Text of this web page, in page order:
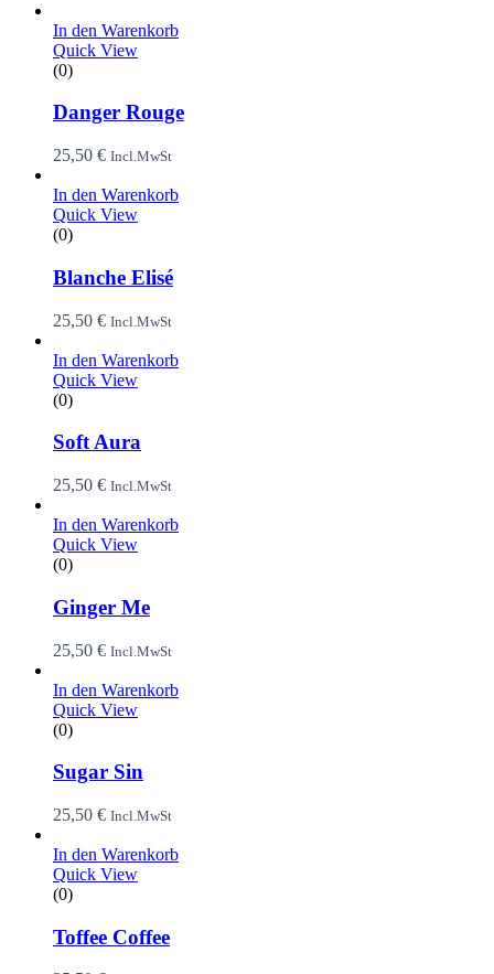
In den Warenkorb
Quick View
(0)
Danger Rouge
25,50 € Incl.MwSt
In den Warenkorb
Quick View
(0)
Blanche Elisé
25,50 € Incl.MwSt
In den Warenkorb
Quick View
(0)
Soft Aura
25,50 € Incl.MwSt
In den Warenkorb
Quick View
(0)
Ginger Me
25,50 € Incl.MwSt
In den Warenkorb
Quick View
(0)
Sugar Sin
25,50 € Incl.MwSt
In den Warenkorb
Quick View
(0)
Toffee Coffee